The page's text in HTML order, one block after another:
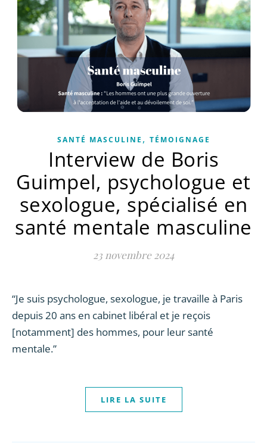
SANTÉ MASCULINE , TÉMOIGNAGE
Interview de Boris
Guimpel, psychologue et
sexologue, spécialisé en
santé mentale masculine
23 novembre 2024
“Je suis psychologue, sexologue, je travaille à Paris
depuis 20 ans en cabinet libéral et je reçois
[notamment] des hommes, pour leur santé
mentale.”
LIRE LA SUITE